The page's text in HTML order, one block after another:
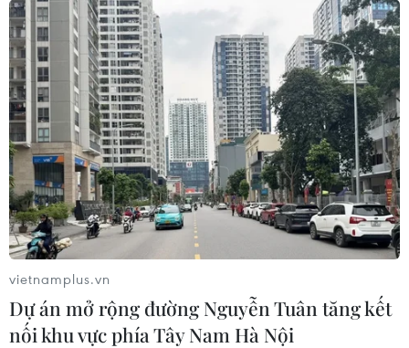
vietnamplus.vn
Dự án mở rộng đường Nguyễn Tuân tăng kết
nối khu vực phía Tây Nam Hà Nội